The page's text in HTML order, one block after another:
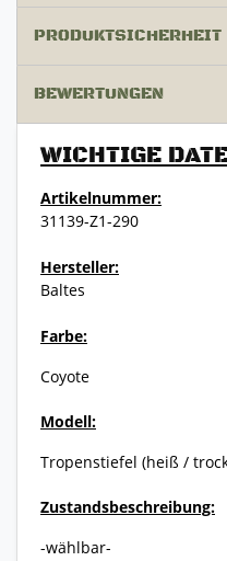
PRODUKTSICHERHEIT
BEWERTUNGEN
WICHTIGE
Artikelnummer:
31139-Z1-290
Hersteller:
Baltes
Farbe:
Coyote
Modell:
Tropenstiefel (heiß /
Zustandsbeschreibung:
-wählbar-